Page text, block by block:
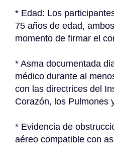
* Edad: Los
75 años de edad,
momento de firmar el
* Asma documentada
médico durante al
con las directrices del
Corazón, los Pulmones
* Evidencia de
aéreo compatible con